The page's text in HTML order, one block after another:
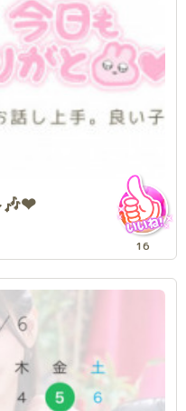
16